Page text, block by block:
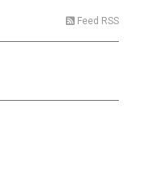
Feed RSS